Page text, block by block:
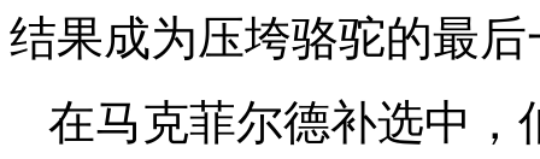
结果成为压垮骆驼的最
在马克菲尔德补选中，